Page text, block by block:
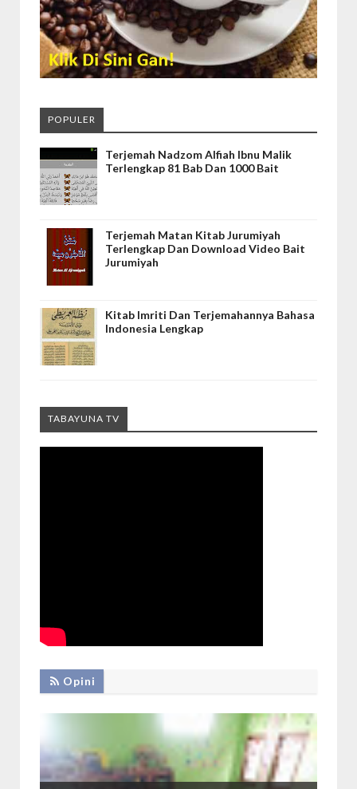
POPULER
Terjemah Nadzom Alfiah Ibnu Malik
Terlengkap 81 Bab Dan 1000 Bait
Terjemah Matan Kitab Jurumiyah
Terlengkap Dan Download Video Bait
Jurumiyah
Kitab Imriti Dan Terjemahannya Bahasa
Indonesia Lengkap
TABAYUNA TV
Opini